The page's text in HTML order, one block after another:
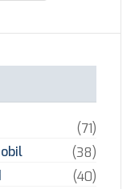
(71)
(38)
(40)